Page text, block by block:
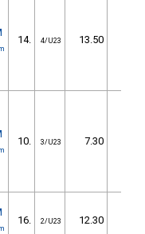
14. 4/U23 13.50
10. 3/U23 7.30
16. 2/U23 12.30